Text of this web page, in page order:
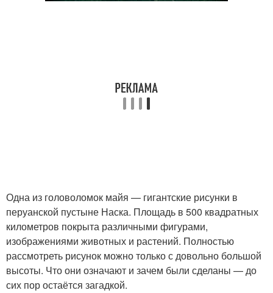
Одна из головоломок майя — гигантские рисунки в
перуанской пустыне Наска. Площадь в 500 квадратных
километров покрыта различными фигурами,
изображениями животных и растений. Полностью
рассмотреть рисунок можно только с довольно большой
высоты. Что они означают и зачем были сделаны — до
сих пор остаётся загадкой.